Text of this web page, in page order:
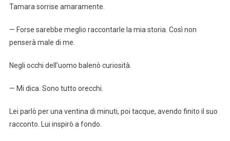
Tamara sorrise amaramente.
— Forse sarebbe meglio raccontarle la mia storia. Così non
penserà male di me.
Negli occhi dell’uomo balenò curiosità.
— Mi dica. Sono tutto orecchi.
Lei parlò per una ventina di minuti, poi tacque, avendo finito il suo
racconto. Lui inspirò a fondo.